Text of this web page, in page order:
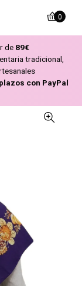
de 89€
tradicional,
con PayPal
0